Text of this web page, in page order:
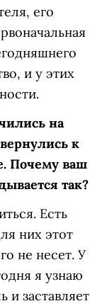
его
и у этих
на
к
Почему ваш
так?
Есть
них этот
не несет. У
я узнаю
и заставляет